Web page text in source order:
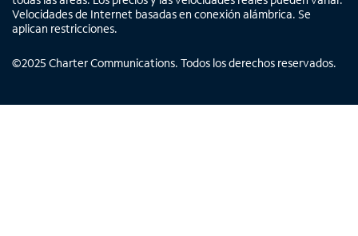
Velocidades de Internet basadas en conexión alámbrica. Se
aplican restricciones.
©2025 Charter Communications. Todos los derechos reservados.